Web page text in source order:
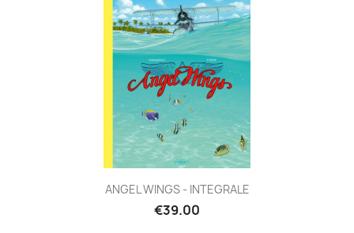
ANGEL WINGS - INTEGRALE
€39.00